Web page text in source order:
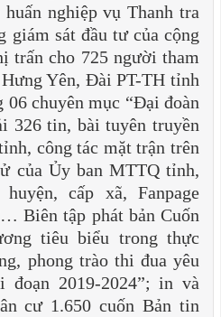
nghiệp vụ Thanh tra
giám sát đầu tư của cộng
trấn cho 725 người tham
Yên, Đài PT-TH tỉnh
06 chuyên mục “Đại đoàn
326 tin, bài tuyên truyền
công tác mặt trận trên
của Ủy ban MTTQ tỉnh,
cấp xã, Fanpage
Biên tập phát bản Cuốn
tiêu biểu trong thực
phong trào thi đua yêu
đoạn 2019-2024”; in và
cư 1.650 cuốn Bản tin